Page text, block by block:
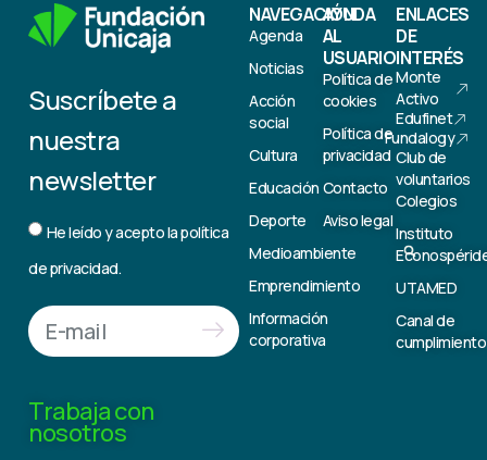
Suscríbete a
nuestra
newsletter
He leído y acepto lapolítica
de privacidad.
Trabaja con
nosotros
NAVEGACIÓN
Agenda
Noticias
Acción
social
Cultura
Educación
Deporte
Medioambiente
Emprendimiento
Información
corporativa
AYUDA
AL
USUARIO
Política de
cookies
Política de
privacidad
Contacto
Aviso legal
ENLACES
DE
INTERÉS
Monte
Activo
Edufinet
Fundalogy
Club de
voluntarios
Colegios
Instituto
UTAMED
Canal de
cumplimiento